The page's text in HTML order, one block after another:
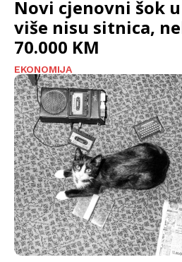
Novi cjenovni šok u
više nisu sitnica,
70.000 KM
EKONOMIJA